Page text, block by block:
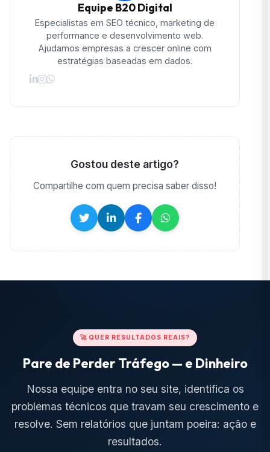
Equipe B20 Digital
Especialistas em SEO técnico, marketing de
performance e desenvolvimento web.
Ajudamos empresas a crescer online com
estratégias baseadas em dados.
Gostou deste artigo?
Compartilhe com quem precisa saber disso!
🚀 QUER RESULTADOS REAIS?
Pare de Perder Tráfego — e Dinheiro
Nossa equipe entra no seu site, identifica os
problemas técnicos que travam seu crescimento e
resolve. Sem relatórios que juntam poeira: ação e
resultados.